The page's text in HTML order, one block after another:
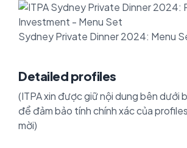
Sydney Private Dinner 2024: Menu
Detailed profiles
(ITPA xin được giữ nội dung bên dưới
để đảm bảo tính chính xác của
mời)